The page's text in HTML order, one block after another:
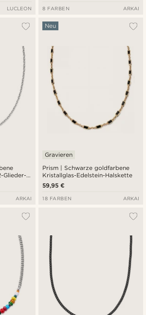
LUCLEON 8 FARBEN ARKAI
Glieder-
ARKAI
Prism | Schwarze goldfarbene
Kristallglas-Edelstein-Halskette
Neu
Gravieren
59,95 €
18 FARBEN ARKAI